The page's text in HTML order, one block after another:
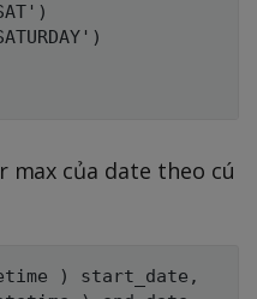
của date theo cú
) start_date,